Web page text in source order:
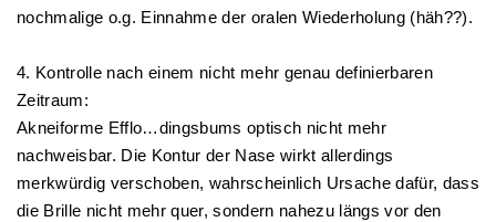
nochmalige o.g. Einnahme der oralen Wiederholung (häh??).
4. Kontrolle nach einem nicht mehr genau definierbaren
Zeitraum:
Akneiforme Efflo…dingsbums optisch nicht mehr
nachweisbar. Die Kontur der Nase wirkt allerdings
merkwürdig verschoben, wahrscheinlich Ursache dafür, dass
die Brille nicht mehr quer, sondern nahezu längs vor den